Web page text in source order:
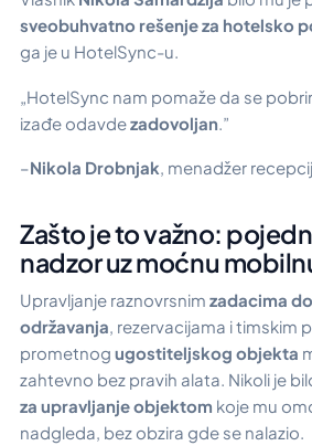
sveobuhvatno rešenje za hotelsko
ga je u HotelSync-u.
„HotelSync nam pomaže da se
izađe odavdezadovoljan .”
–Nikola Drobnjak, menadžer
Zašto je to važno:
nadzor uz moćnu
Upravljanje raznovrsnim zadacima
održavanja, rezervacijama i timskim
prometnog ugostiteljskog objekta
zahtevno bez pravih alata. Nikoli je
za upravljanje objektom koje mu
nadgleda, bez obzira gde se nalazio.